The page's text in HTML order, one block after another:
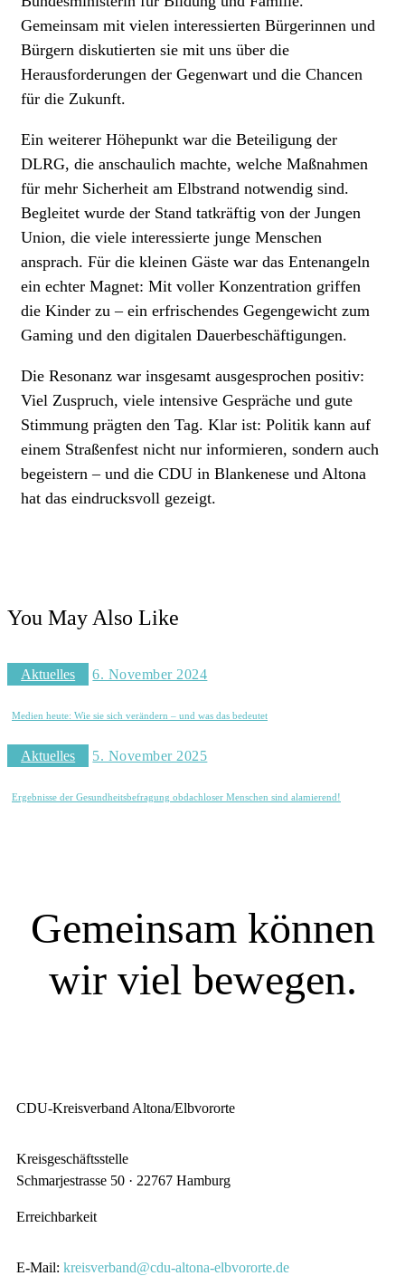
Gemeinsam mit vielen interessierten Bürgerinnen und
Bürgern diskutierten sie mit uns über die
Herausforderungen der Gegenwart und die Chancen
für die Zukunft.
Ein weiterer Höhepunkt war die Beteiligung der
DLRG, die anschaulich machte, welche Maßnahmen
für mehr Sicherheit am Elbstrand notwendig sind.
Begleitet wurde der Stand tatkräftig von der Jungen
Union, die viele interessierte junge Menschen
ansprach. Für die kleinen Gäste war das Entenangeln
ein echter Magnet: Mit voller Konzentration griffen
die Kinder zu – ein erfrischendes Gegengewicht zum
Gaming und den digitalen Dauerbeschäftigungen.
Die Resonanz war insgesamt ausgesprochen positiv:
Viel Zuspruch, viele intensive Gespräche und gute
Stimmung prägten den Tag. Klar ist: Politik kann auf
einem Straßenfest nicht nur informieren, sondern auch
begeistern – und die CDU in Blankenese und Altona
hat das eindrucksvoll gezeigt.
You May Also Like
Aktuelles 6. November 2024
Medien heute: Wie sie sich verändern – und was das bedeutet
Aktuelles 5. November 2025
Ergebnisse der Gesundheitsbefragung obdachloser Menschen sind alamierend!
Gemeinsam können
wir viel bewegen.
CDU-Kreisverband Altona/Elbvororte
Kreisgeschäftsstelle
Schmarjestrasse 50 · 22767 Hamburg
Erreichbarkeit
E-Mail: kreisverband@cdu-altona-elbvororte.de